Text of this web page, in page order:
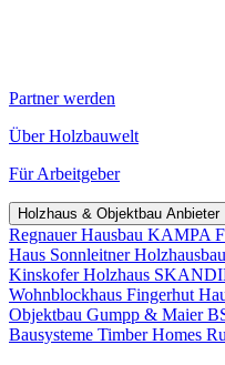
Partner werden
Über Holzbauwelt
Für Arbeitgeber
Holzhaus & Objektbau Anbieter
Regnauer Hausbau KAMPA
Haus Sonnleitner Holzhausbau
Kinskofer Holzhaus
Wohnblockhaus Fingerhut
Objektbau Gumpp & Maier
Bausysteme Timber Homes